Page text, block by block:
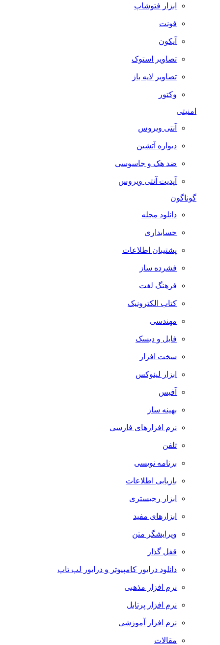
ابزار فتوشاپ
فونت
آیکون
تصاویر استوک
تصاویر لایه باز
وکتور
امنیتی
آنتی ویروس
دیواره آتشین
ضد هک و جاسوسی
آپدیت آنتی ویروس
گوناگون
دانلود مجله
حسابداری
پشتیبان اطلاعات
فشرده ساز
فرهنگ لغت
کتاب الکترونیک
مهندسی
فایل و دیسک
سخت افزار
ابزار لینوکس
آفیس
بهینه ساز
نرم افزارهای فارسی
تلفن
برنامه نویسی
بازیابی اطلاعات
ابزار رجیستری
ابزارهای مفید
ویرایشگر متن
قفل گذار
دانلود درایور کامپیوتر و درایور لپ تاپ
نرم افزار مذهبی
نرم افزار پرتابل
نرم افزار آموزشی
مقالات